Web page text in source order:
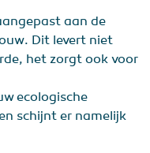
aan de
Dit levert niet
het zorgt ook voor
ecologische
schijnt er namelijk